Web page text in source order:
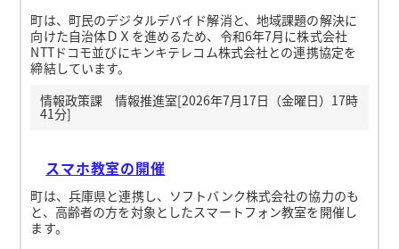
町は、町民のデジタルデバイド解消と、地域課題の解決に
向けた自治体ＤＸを進めるため、令和6年7月に株式会社
NTTドコモ並びにキンキテレコム株式会社との連携協定を
締結しています。
情報政策課 情報推進室[2026年7月17日（金曜日）17時
41分]
スマホ教室の開催
町は、兵庫県と連携し、ソフトバンク株式会社の協力のも
と、高齢者の方を対象としたスマートフォン教室を開催し
ます。